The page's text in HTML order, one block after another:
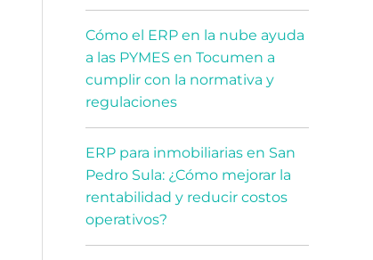
Cómo el ERP en la nube ayuda
a las PYMES en Tocumen a
cumplir con la normativa y
regulaciones
ERP para inmobiliarias en San
Pedro Sula: ¿Cómo mejorar la
rentabilidad y reducir costos
operativos?